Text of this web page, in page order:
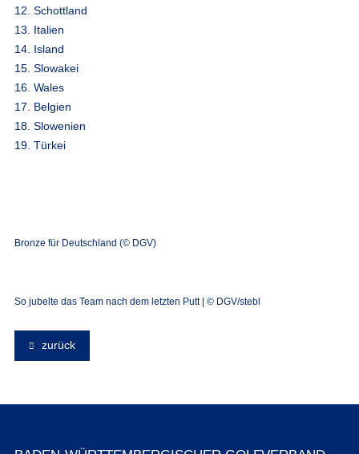
12. Schottland
13. Italien
14. Island
15. Slowakei
16. Wales
17. Belgien
18. Slowenien
19. Türkei
Bronze für Deutschland (© DGV)
So jubelte das Team nach dem letzten Putt | © DGV/stebl
zurück